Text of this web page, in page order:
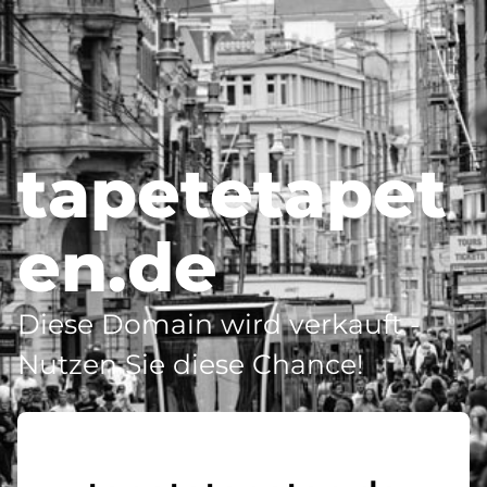
tapetetapet
en.de
Diese Domain wird verkauft -
Nutzen Sie diese Chance!